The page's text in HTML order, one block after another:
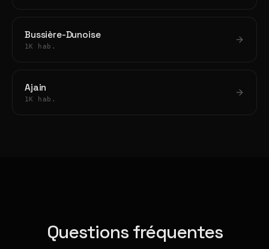
Bussière-Dunoise
1K hab.
Ajain
1K hab.
Questions fréquentes